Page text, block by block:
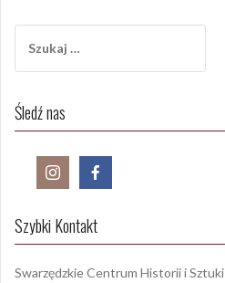
Śledź nas
Szybki Kontakt
Swarzędzkie Centrum Historii i Sztuki